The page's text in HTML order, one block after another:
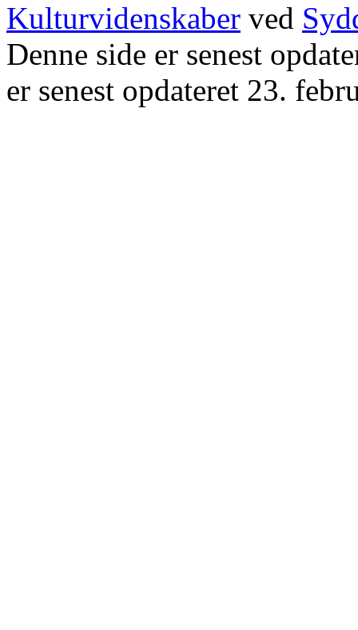
Kulturvidenskaber ved
Denne side er senest
er senest opdateret 23.